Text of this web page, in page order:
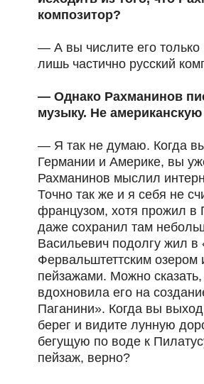
композитор?
— А вы числите его
лишь частично русский
— Однако Рахманинов
музыку. Не
— Я так не думаю. Когда
Германии и Америке, вы
Рахманинов мыслил
Точно так же и я себя не
французом, хотя прожил в
даже сохранил там
Васильевич подолгу жил
Фервальштеттским
пейзажами. Можно
вдохновила его на
Паганини». Когда вы
берег и видите лунную
бегущую по воде к
пейзаж, верно?